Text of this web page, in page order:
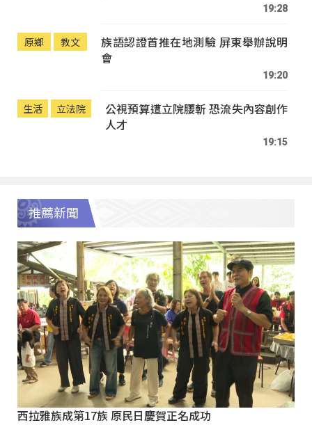
19:28
原鄉 教文
族語認證首推在地測驗 屏東舉辦說明
會
19:20
生活 立法院
公視預算遭立院腰斬 恐流失內容創作
人才
19:15
推薦新聞
西拉雅族成第17族 原民日慶賀正名成功